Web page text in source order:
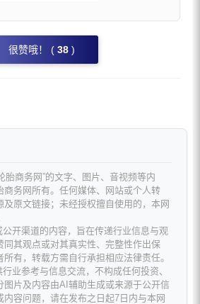
很赞哦！ ( 38 )
胎商务网”的文字、图片、音视频等内
商务网所有。任何媒体、网站或个人转
及原文链接；未经授权擅自使用的，本网
开渠道的内容，旨在传递行业信息与观
同其观点或对其真实性、完整性作出保
有，转载方需自行承担相应法律责任。
业参考与信息交流，不构成任何投资、
图片及内容由AI辅助生成或来源于公开信
内容问题，请在发布之日起7日内与本网